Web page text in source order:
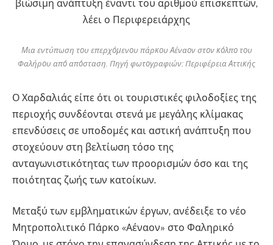
Μια εντύπωση του επερχόμενου πάρκου Αέναον στον κόλπο του
Φαλήρου από απόσταση. Πηγή φωτογραφιών: Περιφέρεια Αττικής
Ο Χαρδαλιάς είπε ότι οι τουριστικές φιλοδοξίες της
περιοχής συνδέονται στενά με μεγάλης κλίμακας
επενδύσεις σε υποδομές και αστική ανάπτυξη που
στοχεύουν στη βελτίωση τόσο της
ανταγωνιστικότητας των προορισμών όσο και της
ποιότητας ζωής των κατοίκων.
Μεταξύ των εμβληματικών έργων, ανέδειξε το νέο
Μητροπολιτικό Πάρκο «Αέναον» στο Φαληρικό